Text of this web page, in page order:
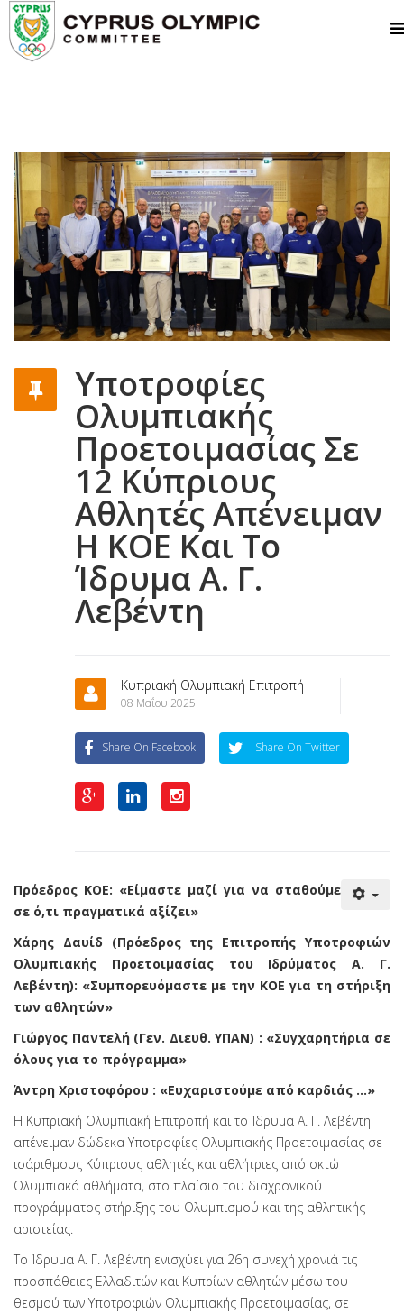
Υποτροφίες
Ολυμπιακής
Προετοιμασίας Σε
12 Κύπριους
Αθλητές Απένειμαν
Η ΚΟΕ Και Το
Ίδρυμα Α. Γ.
Λεβέντη
Κυπριακή Ολυμπιακή Επιτροπή
08 Μαΐου 2025
Share On Facebook Share On Twitter
Πρόεδρος ΚΟΕ: «Είμαστε μαζί για να σταθούμε
σε ό,τι πραγματικά αξίζει»
Χάρης Δαυίδ (Πρόεδρος της Επιτροπής Υποτροφιών
Ολυμπιακής Προετοιμασίας του Ιδρύματος Α. Γ.
Λεβέντη): «Συμπορευόμαστε με την ΚΟΕ για τη στήριξη
των αθλητών»
Γιώργος Παντελή (Γεν. Διευθ. ΥΠΑΝ) : «Συγχαρητήρια σε
όλους για το πρόγραμμα»
Άντρη Χριστοφόρου : «Ευχαριστούμε από καρδιάς ...»
Η Κυπριακή Ολυμπιακή Επιτροπή και το Ίδρυμα Α. Γ. Λεβέντη
απένειμαν δώδεκα Υποτροφίες Ολυμπιακής Προετοιμασίας σε
ισάριθμους Κύπριους αθλητές και αθλήτριες από οκτώ
Ολυμπιακά αθλήματα, στο πλαίσιο του διαχρονικού
προγράμματος στήριξης του Ολυμπισμού και της αθλητικής
αριστείας.
Το Ίδρυμα Α. Γ. Λεβέντη ενισχύει για 26η συνεχή χρονιά τις
προσπάθειες Ελλαδιτών και Κυπρίων αθλητών μέσω του
θεσμού των Υποτροφιών Ολυμπιακής Προετοιμασίας, σε